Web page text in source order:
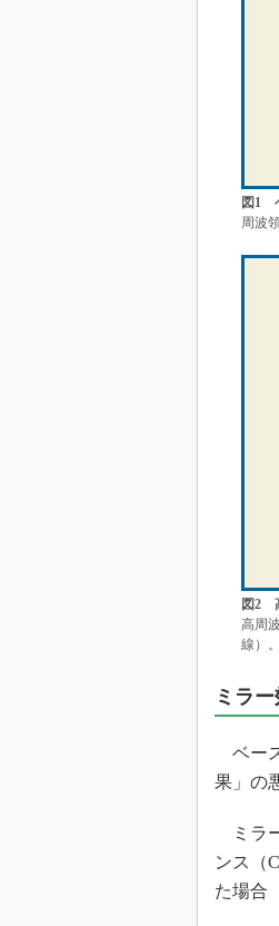
図1
周波
図2
高周
線）
ミラ
ベー
果」の
ミラ
ンス（
た場合